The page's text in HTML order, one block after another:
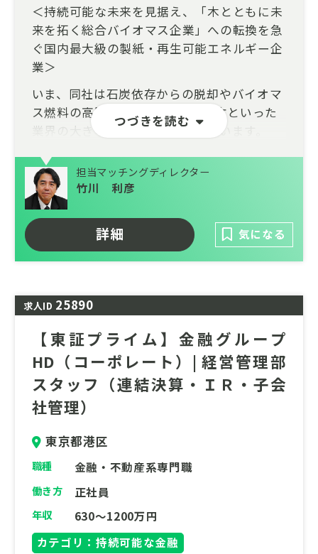
つづきを読む
＜持続可能な未来を見据え、「木とともに未
来を拓く総合バイオマス企業」への転換を急
ぐ国内最大級の製紙・再生可能エネルギー企
業＞
いま、同社は石炭依存からの脱却やバイオマ
ス燃料の高騰、FIT制度からの自立といった
業界の大きな転換期に立たされています。
この課題を突破するため、国内最大級の発電
インフラと独自の調達網を駆使し、グループ
内発電事業の運営からPPAなどの新たな販売
戦略立案、さらには持続可能な新規燃料開発
までを主導するポジションにて増員を図りま
す。
やデジタル技術と融合し、市場のボラティリ
ティに負けない強靭な「地産地消・エネルギ
ー循環モデル」を社会に実装するポジション
です。単なる再生可能エネルギーの枠を超
え、次世代のグリーン戦略を自らの手で牽引
する、社会的影響力の大きい挑戦がここにあ
ります。
担当マッチングディレクター
竹川 利彦
詳細 気になる
求人ID 25890
【東証プライム】金融グループ
HD（コーポレート）| 経営管理部
スタッフ（連結決算・ＩＲ・子会
社管理）
東京都港区
職種 金融・不動産系専門職
働き方 正社員
年収
630～1200万円
カテゴリ：持続可能な金融